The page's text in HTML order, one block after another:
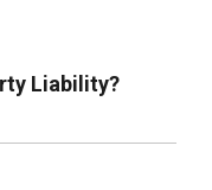
Liability?